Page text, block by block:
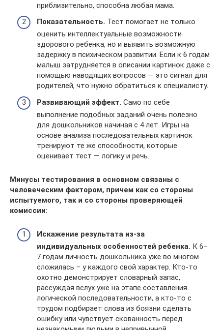
приблизительно, способна любая мама.
Показательность. Тест помогает не только
оценить интеллектуальные возможности
здорового ребенка, но и выявить возможную
задержку в психическом развитии. Если к 6 годам
малыш затрудняется в описании картинок даже с
помощью наводящих вопросов — это сигнал для
родителей, что нужно обратиться к специалисту.
Развивающий эффект. Само по себе
выполнение подобных заданий очень полезно
для дошкольников начиная с 4 лет. Игры на
основе анализа последовательных картинок
тренируют те же способности, которые
оценивает тест — логику и речь.
Минусы тестирования в основном связаны с
человеческим фактором, причем как со стороны
испытуемого, так и со стороны проверяющей
комиссии:
Искажение результата из-за
индивидуальных особенностей ребенка. К 6–
7 годам личность дошкольника уже во многом
сложилась – у каждого свой характер. Кто-то
охотно демонстрирует словарный запас,
рассуждая вслух уже на этапе составления
логической последовательности, а кто-то с
трудом подбирает слова из боязни сделать
ошибку или чувствует скованность перед